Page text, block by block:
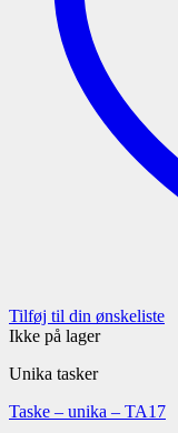
Tilføj til din ønskeliste
Ikke på lager
Unika tasker
Taske – unika – TA17